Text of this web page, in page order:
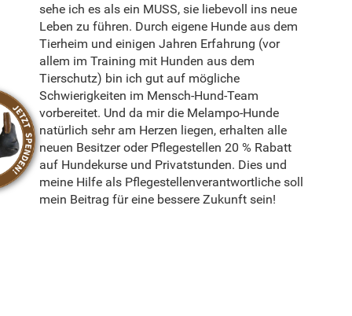
sehe ich es als ein MUSS, sie liebevoll ins neue
Leben zu führen. Durch eigene Hunde aus dem
Tierheim und einigen Jahren Erfahrung (vor
allem im Training mit Hunden aus dem
Tierschutz) bin ich gut auf mögliche
Schwierigkeiten im Mensch-Hund-Team
vorbereitet. Und da mir die Melampo-Hunde
natürlich sehr am Herzen liegen, erhalten alle
neuen Besitzer oder Pflegestellen 20 % Rabatt
auf Hundekurse und Privatstunden. Dies und
meine Hilfe als Pflegestellenverantwortliche soll
mein Beitrag für eine bessere Zukunft sein!